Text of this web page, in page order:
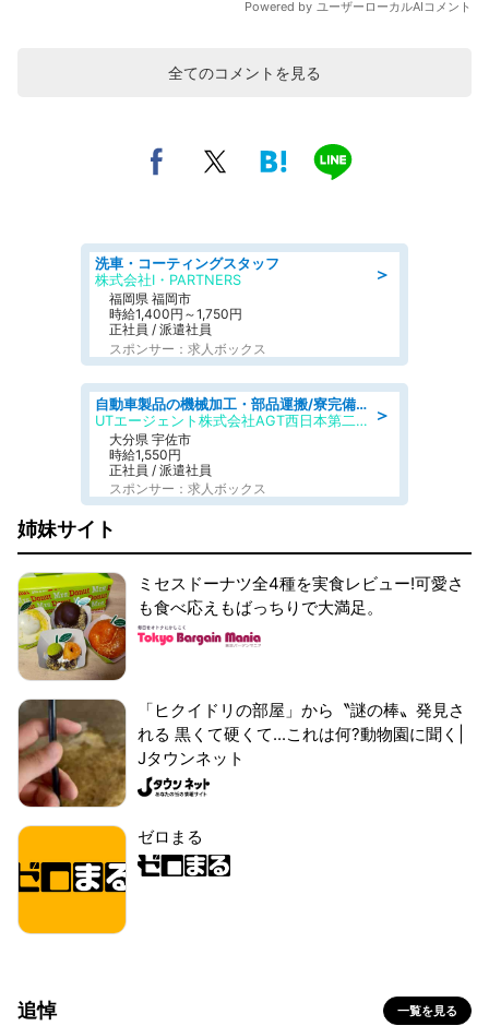
全てのコメントを見る
＞
洗車・コーティングスタッフ
株式会社I・PARTNERS
福岡県 福岡市
時給1,400円～1,750円
正社員 / 派遣社員
スポンサー：求人ボックス
＞
自動車製品の機械加工・部品運搬/寮完備/日払い/工場・製造
UTエージェント株式会社AGT西日本第二CU
大分県 宇佐市
時給1,550円
正社員 / 派遣社員
スポンサー：求人ボックス
姉妹サイト
ミセスドーナツ全4種を実食レビュー!可愛さ
も食べ応えもばっちりで大満足。
「ヒクイドリの部屋」から〝謎の棒〟発見さ
れる 黒くて硬くて...これは何?動物園に聞く|
Jタウンネット
ゼロまる
追悼 一覧を見る